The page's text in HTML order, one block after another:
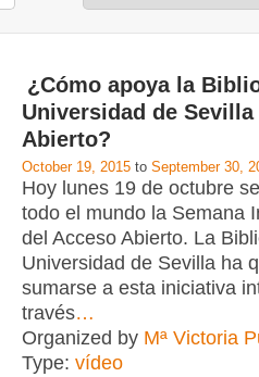
¿Cómo apoya la
Universidad de
Abierto?
October 19, 2015 to September 30,
Hoy lunes 19 de octubre
todo el mundo la Semana
del Acceso Abierto. La
Universidad de Sevilla ha
sumarse a esta iniciativa
través…
Organized by Mª Victoria
Type: vídeo